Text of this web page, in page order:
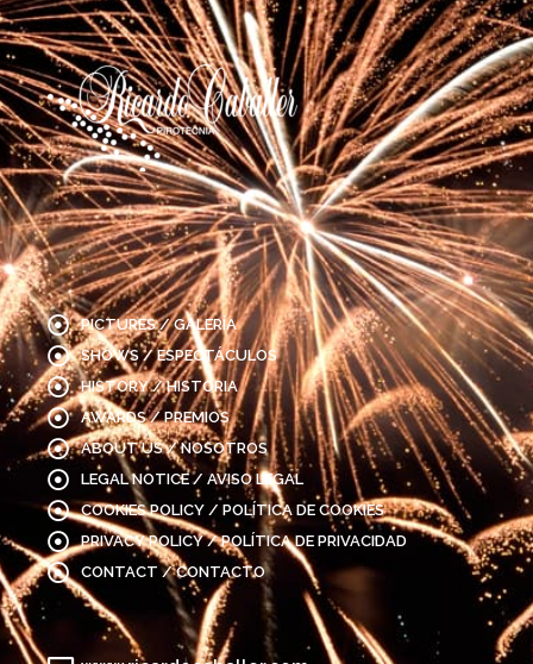
PICTURES / GALERÍA
SHOWS / ESPECTÁCULOS
HISTORY / HISTORIA
AWARDS / PREMIOS
ABOUT US / NOSOTROS
LEGAL NOTICE / AVISO LEGAL
COOKIES POLICY / POLÍTICA DE COOKIES
PRIVACY POLICY / POLÍTICA DE PRIVACIDAD
CONTACT / CONTACTO